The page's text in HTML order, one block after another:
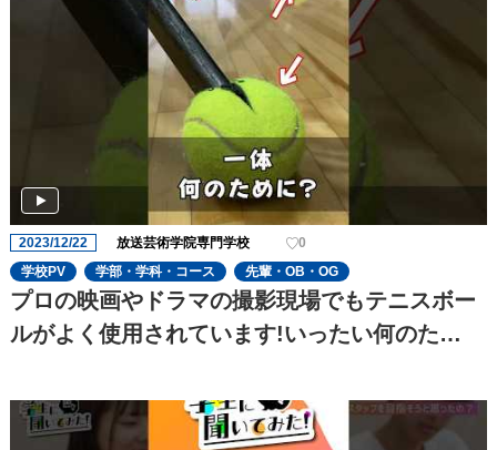
2023/12/22 放送芸術学院専門学校
0
学校PV
学部・学科・コース 先輩・OB・OG
プロの映画やドラマの撮影現場でもテニスボー
ルがよく使用されています!いったい何のた